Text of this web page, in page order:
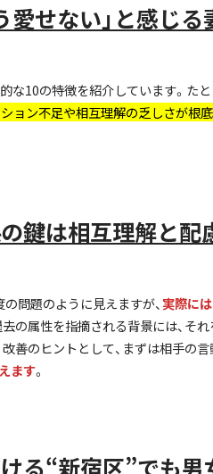
愛せない」と感じ
的な10の特徴を紹介しています。た
ョン不足や相互理解の乏しさが
鍵は相互理解と配
問題のように見えますが、 実際に
の属性を指摘される背景には、
改善のヒントとして、まずは相手の
ます。
る“新宿区”でも